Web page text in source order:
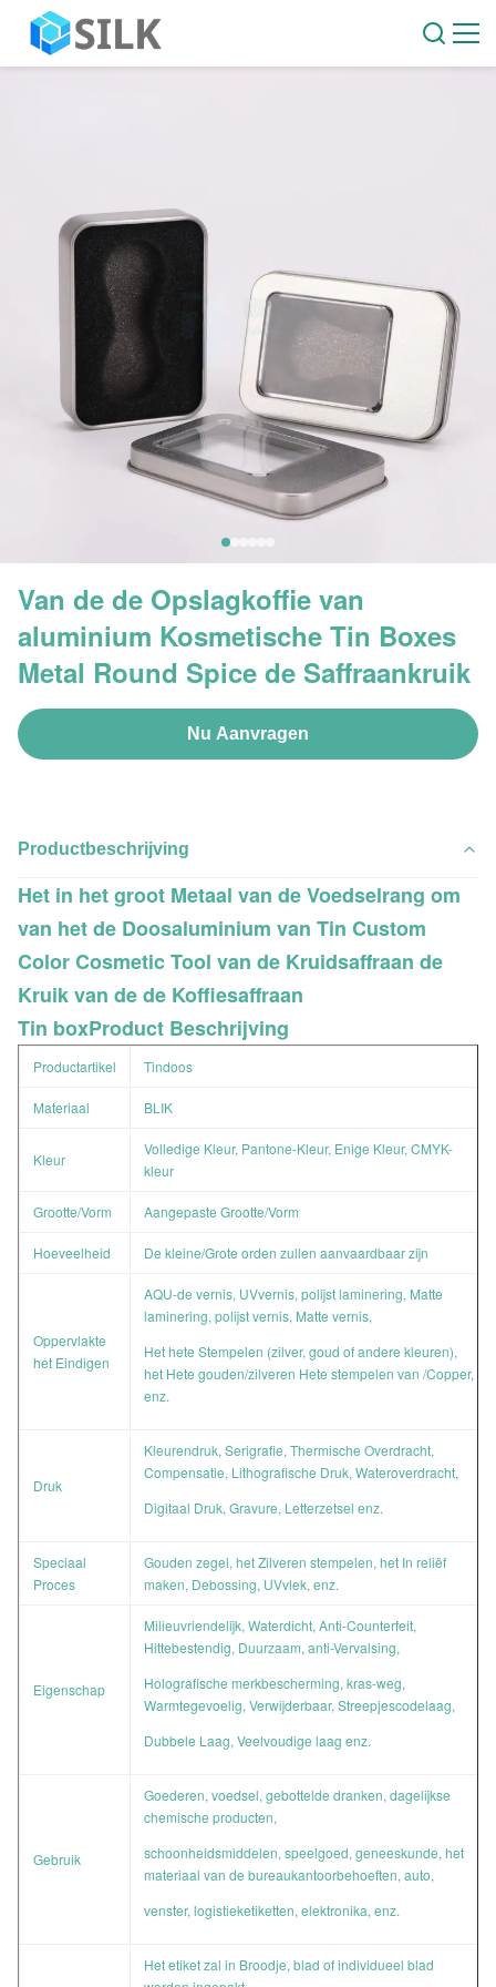
Van de de Opslagkoffie van
aluminium Kosmetische Tin Boxes
Metal Round Spice de Saffraankruik
Nu Aanvragen
Productbeschrijving
Het in het groot Metaal van de Voedselrang om
van het de Doosaluminium van Tin Custom
Color Cosmetic Tool van de Kruidsaffraan de
Kruik van de de Koffiesaffraan
Tin boxProduct Beschrijving
Productartikel Tindoos
Materiaal BLIK
Kleur
Volledige Kleur, Pantone-Kleur, Enige Kleur, CMYK-
kleur
Grootte/Vorm Aangepaste Grootte/Vorm
Hoeveelheid De kleine/Grote orden zullen aanvaardbaar zijn
Oppervlakte
het Eindigen
AQU-de vernis, UVvernis, polijst laminering, Matte
laminering, polijst vernis, Matte vernis,
Het hete Stempelen (zilver, goud of andere kleuren),
het Hete gouden/zilveren Hete stempelen van /Copper,
enz.
Druk
Kleurendruk, Serigrafie, Thermische Overdracht,
Compensatie, Lithografische Druk, Wateroverdracht,
Digitaal Druk, Gravure, Letterzetsel enz.
Speciaal
Proces
Gouden zegel, het Zilveren stempelen, het In reliëf
maken, Debossing, UVvlek, enz.
Eigenschap
Milieuvriendelijk, Waterdicht, Anti-Counterfeit,
Hittebestendig, Duurzaam, anti-Vervalsing,
Holografische merkbescherming, kras-weg,
Warmtegevoelig, Verwijderbaar, Streepjescodelaag,
Dubbele Laag, Veelvoudige laag enz.
Gebruik
Goederen, voedsel, gebottelde dranken, dagelijkse
chemische producten,
schoonheidsmiddelen, speelgoed, geneeskunde, het
materiaal van de bureaukantoorbehoeften, auto,
venster, logistieketiketten, elektronika, enz.
Het etiket zal in Broodje, blad of individueel blad